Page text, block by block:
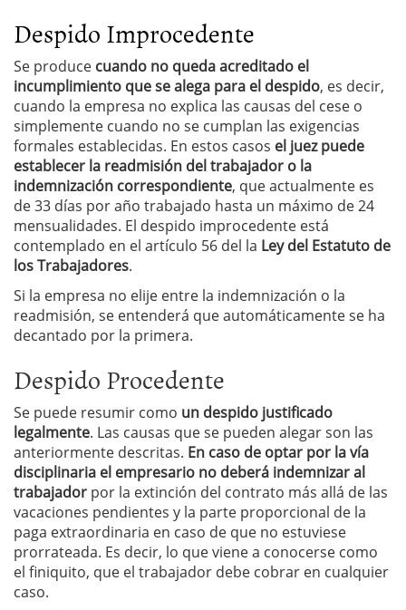
Despido Improcedente
Se produce cuando no queda acreditado el
incumplimiento que se alega para el despido, es decir,
cuando la empresa no explica las causas del cese o
simplemente cuando no se cumplan las exigencias
formales establecidas. En estos casos el juez puede
establecer la readmisión del trabajador o la
indemnización correspondiente, que actualmente es
de 33 días por año trabajado hasta un máximo de 24
mensualidades. El despido improcedente está
contemplado en el artículo 56 del la Ley del Estatuto de
los Trabajadores.
Si la empresa no elije entre la indemnización o la
readmisión, se entenderá que automáticamente se ha
decantado por la primera.
Despido Procedente
Se puede resumir como un despido justificado
legalmente. Las causas que se pueden alegar son las
anteriormente descritas. En caso de optar por la vía
disciplinaria el empresario no deberá indemnizar al
trabajador por la extinción del contrato más allá de las
vacaciones pendientes y la parte proporcional de la
paga extraordinaria en caso de que no estuviese
prorrateada. Es decir, lo que viene a conocerse como
el finiquito, que el trabajador debe cobrar en cualquier
caso.